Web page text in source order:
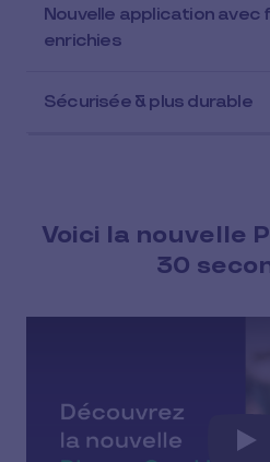
Nouvelle application avec
enrichies
Sécurisée & plus durable
Voici la nouvelle
30
Play